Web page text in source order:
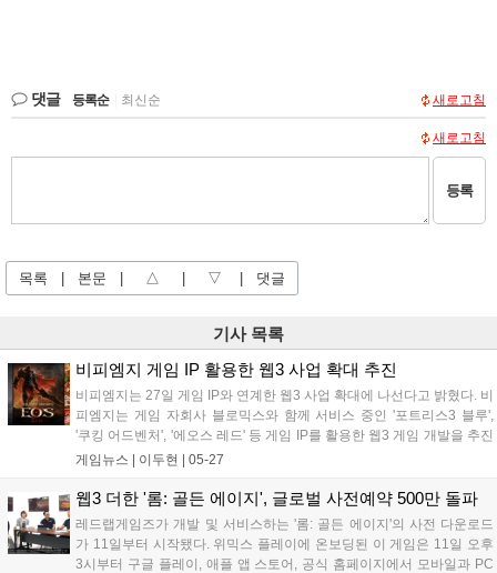
댓글 등록순 최신순 새로고침
새로고침
등록
목록 본문 △ ▽ 댓글
기사 목록
비피엠지 게임 IP 활용한 웹3 사업 확대 추진
비피엠지는 27일 게임 IP와 연계한 웹3 사업 확대에 나선다고 밝혔다. 비
피엠지는 게임 자회사 블로믹스와 함께 서비스 중인 '포트리스3 블루',
'쿠킹 어드벤처', '에오스 레드' 등 게임 IP를 활용한 웹3 게임 개발을 추진
한다. 개발된 게임은 글로벌 웹3 플랫폼 '팝플러스'와 연계해 관련 사업을
게임뉴스 | 이두현 | 05-27
웹3 더한 '롬: 골든 에이지', 글로벌 사전예약 500만 돌파
레드랩게임즈가 개발 및 서비스하는 '롬: 골든 에이지'의 사전 다운로드
가 11일부터 시작됐다. 위믹스 플레이에 온보딩된 이 게임은 11일 오후
3시부터 구글 플레이, 애플 앱 스토어, 공식 홈페이지에서 모바일과 PC